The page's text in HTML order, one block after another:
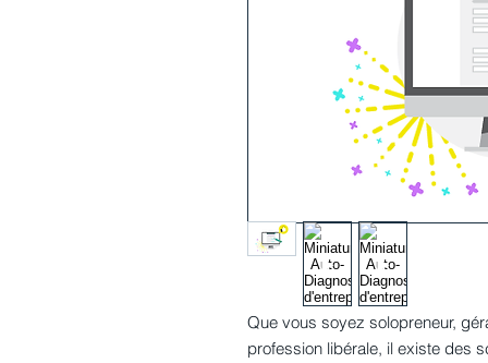
Que vous soyez solopreneur,
profession libérale, il existe des